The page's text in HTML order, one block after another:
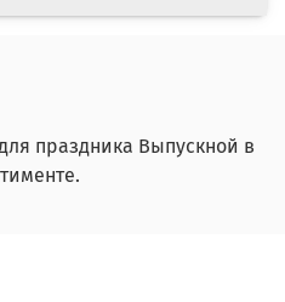
праздника Выпускной в